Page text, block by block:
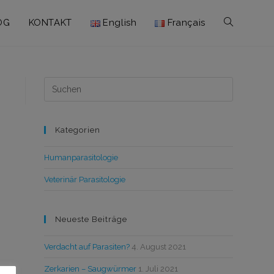
KONTAKT English Français
Kategorien
Humanparasitologie
Veterinär Parasitologie
Neueste Beiträge
Verdacht auf Parasiten? 4. August 2021
Zerkarien – Saugwürmer 1. Juli 2021